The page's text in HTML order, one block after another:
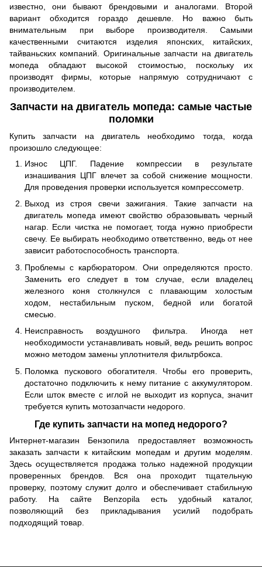
известно, они бывают брендовыми и аналогами. Второй
вариант обходится гораздо дешевле. Но важно быть
внимательным при выборе производителя. Самыми
качественными считаются изделия японских, китайских,
тайваньских компаний. Оригинальные запчасти на двигатель
мопеда обладают высокой стоимостью, поскольку их
производят фирмы, которые напрямую сотрудничают с
производителем.
Запчасти на двигатель мопеда: самые частые
поломки
Купить запчасти на двигатель необходимо тогда, когда
произошло следующее:
Износ ЦПГ. Падение компрессии в результате
изнашивания ЦПГ влечет за собой снижение мощности.
Для проведения проверки используется компрессометр.
Выход из строя свечи зажигания. Такие запчасти на
двигатель мопеда имеют свойство образовывать черный
нагар. Если чистка не помогает, тогда нужно приобрести
свечу. Ее выбирать необходимо ответственно, ведь от нее
зависит работоспособность транспорта.
Проблемы с карбюратором. Они определяются просто.
Заменить его следует в том случае, если владелец
железного коня столкнулся с плавающим холостым
ходом, нестабильным пуском, бедной или богатой
смесью.
Неисправность воздушного фильтра. Иногда нет
необходимости устанавливать новый, ведь решить вопрос
можно методом замены уплотнителя фильтрбокса.
Поломка пускового обогатителя. Чтобы его проверить,
достаточно подключить к нему питание с аккумулятором.
Если шток вместе с иглой не выходит из корпуса, значит
требуется купить мотозапчасти недорого.
Где купить запчасти на мопед недорого?
Интернет-магазин Бензопила предоставляет возможность
заказать запчасти к китайским мопедам и другим моделям.
Здесь осуществляется продажа только надежной продукции
проверенных брендов. Вся она проходит тщательную
проверку, поэтому служит долго и обеспечивает стабильную
работу. На сайте Benzopila есть удобный каталог,
позволяющий без прикладывания усилий подобрать
подходящий товар.